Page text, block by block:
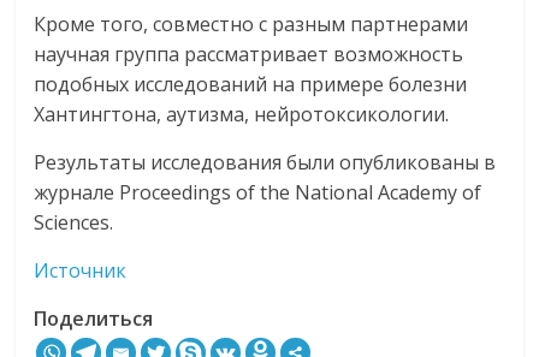
Кроме того, совместно с разным партнерами
научная группа рассматривает возможность
подобных исследований на примере болезни
Хантингтона, аутизма, нейротоксикологии.
Результаты исследования были опубликованы в
журнале Proceedings of the National Academy of
Sciences.
Источник
Поделиться